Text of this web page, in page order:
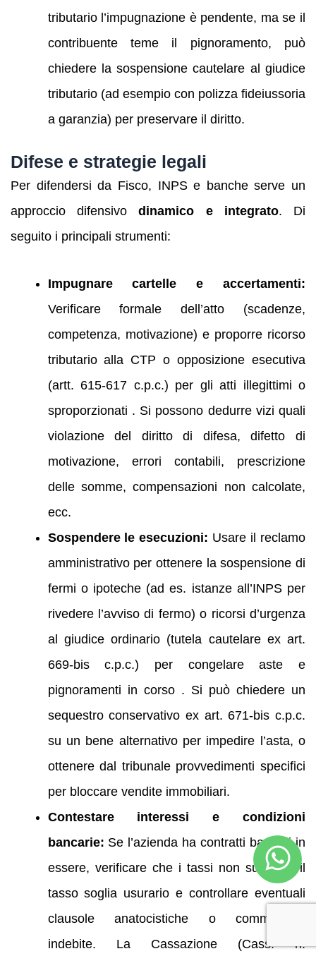
tributario l’impugnazione è pendente, ma se il
contribuente teme il pignoramento, può
chiedere la sospensione cautelare al giudice
tributario (ad esempio con polizza fideiussoria
a garanzia) per preservare il diritto.
Difese e strategie legali
Per difendersi da Fisco, INPS e banche serve un
approccio difensivodinamico e integrato. Di
seguito i principali strumenti:
Impugnare cartelle e accertamenti:
Verificare formale dell’atto (scadenze,
competenza, motivazione) e proporre ricorso
tributario alla CTP o opposizione esecutiva
(artt. 615-617 c.p.c.) per gli atti illegittimi o
sproporzionati . Si possono dedurre vizi quali
violazione del diritto di difesa, difetto di
motivazione, errori contabili, prescrizione
delle somme, compensazioni non calcolate,
ecc.
Sospendere le esecuzioni: Usare il reclamo
amministrativo per ottenere la sospensione di
fermi o ipoteche (ad es. istanze all’INPS per
rivedere l’avviso di fermo) o ricorsi d’urgenza
al giudice ordinario (tutela cautelare ex art.
669-bis c.p.c.) per congelare aste e
pignoramenti in corso . Si può chiedere un
sequestro conservativo ex art. 671-bis c.p.c.
su un bene alternativo per impedire l’asta, o
ottenere dal tribunale provvedimenti specifici
per bloccare vendite immobiliari.
Contestare interessi e condizioni
bancarie: Se l’azienda ha contratti bancari in
essere, verificare che i tassi non superino il
tasso soglia usurario e controllare eventuali
clausole anatocistiche o commissioni
indebite. La Cassazione (Cass. n.